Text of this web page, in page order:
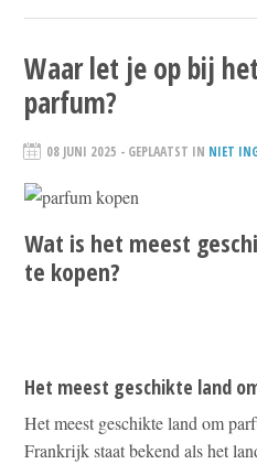
Waar let je op bij
parfum?
08 JUNI 2025 - GEPLAATST IN NIET
Wat is het meest
te kopen?
Het meest geschikte land
Het meest geschikte land om
Frankrijk staat bekend als het